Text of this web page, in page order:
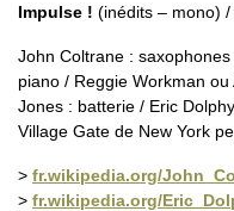
Impulse ! (inédits – mono)
John Coltrane :
piano / Reggie Workman
Jones : batterie / Eric
Village Gate de New York
> fr.wikipedia.org/
> fr.wikipedia.org/